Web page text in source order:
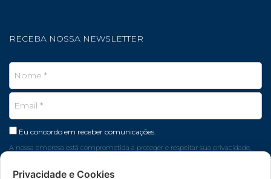
RECEBA NOSSA NEWSLETTER
Eu concordo em receber comunicações.
A nossa empresa está comprometida a proteger e respeitar sua privacidade,
Privacidade e Cookies